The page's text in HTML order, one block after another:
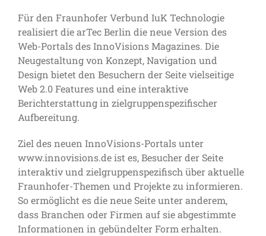
Für den Fraunhofer Verbund IuK Technologie
realisiert die arTec Berlin die neue Version des
Web-Portals des InnoVisions Magazines. Die
Neugestaltung von Konzept, Navigation und
Design bietet den Besuchern der Seite vielseitige
Web 2.0 Features und eine interaktive
Berichterstattung in zielgruppenspezifischer
Aufbereitung.
Ziel des neuen InnoVisions-Portals unter
www.innovisions.de ist es, Besucher der Seite
interaktiv und zielgruppenspezifisch über aktuelle
Fraunhofer-Themen und Projekte zu informieren.
So ermöglicht es die neue Seite unter anderem,
dass Branchen oder Firmen auf sie abgestimmte
Informationen in gebündelter Form erhalten.